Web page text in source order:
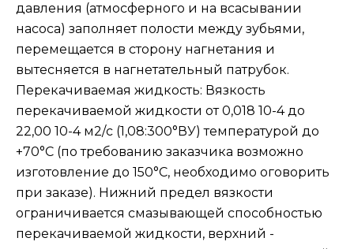
давления (атмосферного и на всасывании
насоса) заполняет полости между зубьями,
перемещается в сторону нагнетания и
вытесняется в нагнетательный патрубок.
Перекачиваемая жидкость: Вязкость
перекачиваемой жидкости от 0,018 10-4 до
22,00 10-4 м2/с (1,08:300°ВУ) температурой до
+70°С (по требованию заказчика возможно
изготовление до 150°С, необходимо оговорить
при заказе). Нижний предел вязкости
ограничивается смазывающей способностью
перекачиваемой жидкости, верхний -